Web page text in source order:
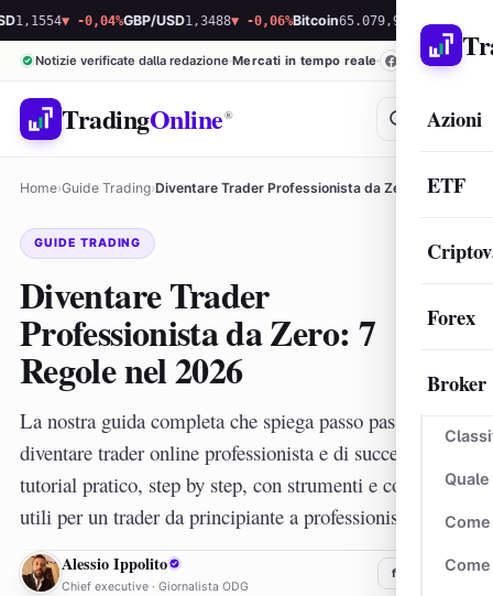
Azioni
ETF
Forex
Broker
▼ -0,04% GBP/USD1,3488▼ -0,06% Bitcoin65.079,99▲ 0,27% Ethereum
Notizie verificate dalla redazione Mercati in tempo reale
TradingOnline®
Home›Guide Trading› Diventare Trader Professionista da Zero: 7 Regole nel…
GUIDE TRADING
Diventare Trader
Professionista da Zero: 7
Regole nel 2026
La nostra guida completa che spiega passo passo come
diventare trader online professionista e di successo. Un
tutorial pratico, step by step, con strumenti e consigli
utili per un trader da principiante a professionista.
AI Alessio Ippolito
Chief executive · Giornalista ODG
f in